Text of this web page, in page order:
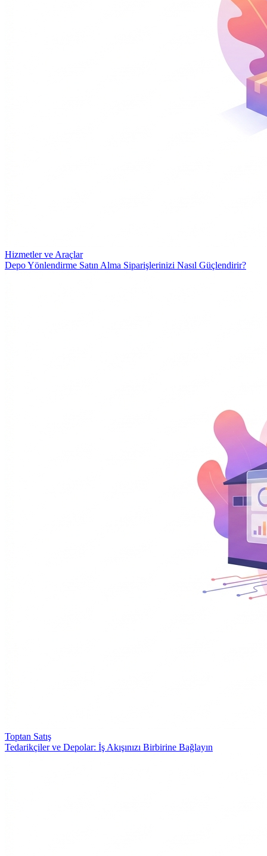
Hizmetler ve Araçlar
Depo Yönlendirme Satın Alma Siparişlerinizi Nasıl Güçlendirir?
Toptan Satış
Tedarikçiler ve Depolar: İş Akışınızı Birbirine Bağlayın